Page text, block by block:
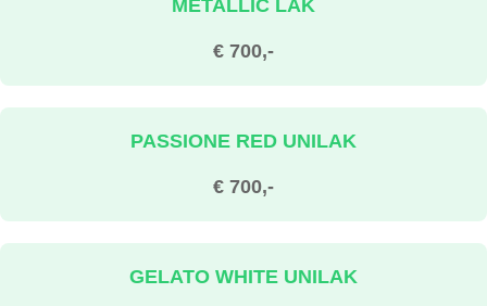
€ 700,-
€ 700,-
PASSIONE RED UNILAK
GELATO WHITE UNILAK